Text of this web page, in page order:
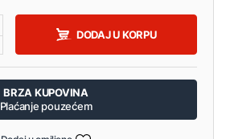
DODAJ U KORPU
BRZA KUPOVINA
Plaćanje pouzećem